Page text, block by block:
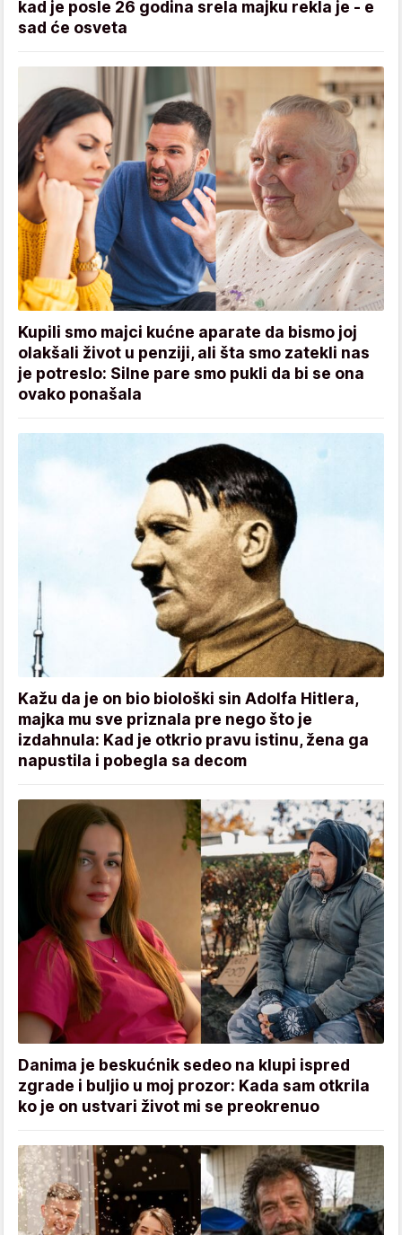
kad je posle 26 godina srela majku rekla je - e
sad će osveta
Kupili smo majci kućne aparate da bismo joj
olakšali život u penziji, ali šta smo zatekli nas
je potreslo: Silne pare smo pukli da bi se ona
ovako ponašala
Kažu da je on bio biološki sin Adolfa Hitlera,
majka mu sve priznala pre nego što je
izdahnula: Kad je otkrio pravu istinu, žena ga
napustila i pobegla sa decom
Danima je beskućnik sedeo na klupi ispred
zgrade i buljio u moj prozor: Kada sam otkrila
ko je on ustvari život mi se preokrenuo